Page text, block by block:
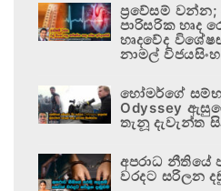
ප්‍රවේසම්
පාරිසරික හෘද
හෘදවේද
නාමල් විජයසිංහ
හෝමර්ගේ
Odyssey
තැනූ දැවැන්ත
අපරාධ නීතියේ
වරදට සරිලන